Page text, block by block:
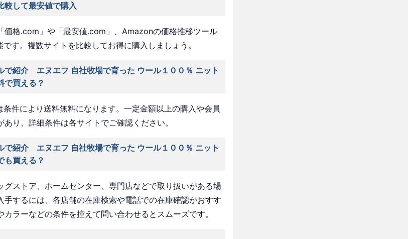
較して最安値で購入
価格.com」や「最安値.com」、Amazonの価格推移ツール
です。複数サイトを比較してお得に購入しましょう。
で紹介 エヌエフ 自社牧場で育った ウール１００％ ニット
で買える？
件により送料無料になります。一定金額以上の購入や会員
り、詳細条件は各サイトでご確認ください。
で紹介 エヌエフ 自社牧場で育った ウール１００％ ニット
も買える？
グストア、ホームセンター、専門店などで取り扱いがある場
手するには、各店舗の在庫検索や電話での在庫確認がおすす
ラーなどの条件を控えて問い合わせるとスムーズです。